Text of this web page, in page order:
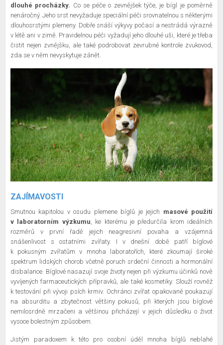
dlouhé procházky. Co se péče o zevnějšek týče, je bígl je poměrně
nenáročný. Jeho srst nevyžaduje speciální péči srovnatelnou s některými
dlouhosrstými plemeny. Dobře snáší výkyvy počasí a nestrádá výrazně
v létě ani v zimě. Pravidelnou péči vyžadují jeho dlouhé uši, které je třeba
čistit nejen zvnějšku, ale také podrobovat zevrubné kontrole zvukovod,
zda se v něm nevyskytuje zánět.
ZAJÍMAVOSTI
Smutnou kapitolou v osudu plemene bíglů je jejich masové použití
v laboratorním výzkumu, ke kterému je předurčila krom ideálních
rozměrů v první řadě jejich neagresivní povaha a vzájemná
snášenlivost s ostatními zvířaty. I v dnešní době patří bíglové
k pokusným zvířatům v mnoha laboratořích, které zkoumají široké
spektrum lidských chorob včetně poruch srdeční činnosti a hormonální
disbalance. Bíglové nasazují svoje životy nejen při výzkumu účinků nově
vyvíjených farmaceutických přípravků, ale také kosmetiky. Slouží rovněž
k testování při vývoji psích krmiv. Ochránci zvířat opakovaně poukazují
na absurditu a zbytečnost většiny pokusů, při kterých jsou bíglové
nemilosrdně mrzačeni a většinou přicházejí v jejich důsledku o život
vysoce bolestným způsobem.
Jistým paradoxem k této pro osobní úděl mnoha bíglů neblahé